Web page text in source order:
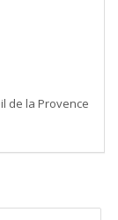
de la Provence